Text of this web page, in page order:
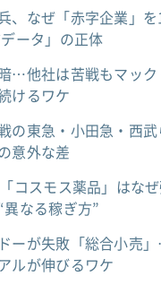
、なぜ「赤字企業」
ータ」の正体
…他社は苦戦もマッ
けるワケ
の東急・小田急・西武
意外な差
コスモス薬品」はな
なる稼ぎ方”
ーが失敗「総合小売
ルが伸びるワケ